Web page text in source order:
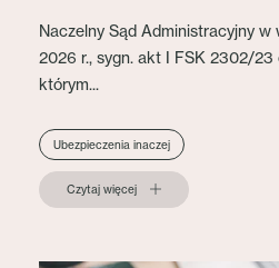
Naczelny Sąd Administracyjny w
2026 r., sygn. akt I FSK 2302/23
którym...
Ubezpieczenia inaczej
Czytaj więcej